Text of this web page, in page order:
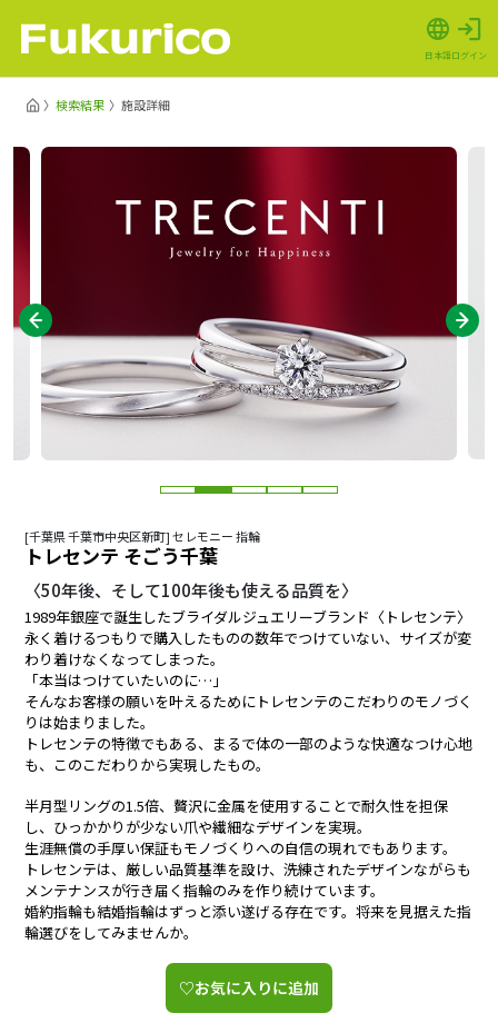
日本語ログイン
検索結果 施設詳細
[千葉県 千葉市中央区新町] セレモニー 指輪
トレセンテ そごう千葉
〈50年後、そして100年後も使える品質を〉
1989年銀座で誕生したブライダルジュエリーブランド〈トレセンテ〉
永く着けるつもりで購入したものの数年でつけていない、サイズが変
わり着けなくなってしまった。
「本当はつけていたいのに…」
そんなお客様の願いを叶えるためにトレセンテのこだわりのモノづく
りは始まりました。
トレセンテの特徴でもある、まるで体の一部のような快適なつけ心地
も、このこだわりから実現したもの。
半月型リングの1.5倍、贅沢に金属を使用することで耐久性を担保
し、ひっかかりが少ない爪や繊細なデザインを実現。
生涯無償の手厚い保証もモノづくりへの自信の現れでもあります。
トレセンテは、厳しい品質基準を設け、洗練されたデザインながらも
メンテナンスが行き届く指輪のみを作り続けています。
婚約指輪も結婚指輪はずっと添い遂げる存在です。将来を見据えた指
輪選びをしてみませんか。
♡お気に入りに追加